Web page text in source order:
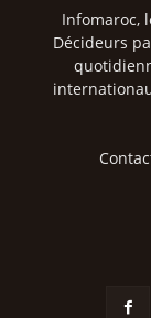
Infomaroc,
Décideurs